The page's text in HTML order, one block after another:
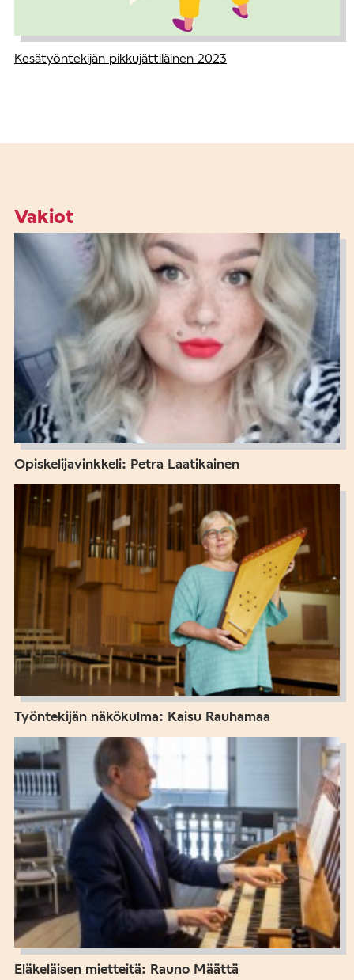
Kesätyöntekijän pikkujättiläinen 2023
Vakiot
Opiskelijavinkkeli: Petra Laatikainen
Työntekijän näkökulma: Kaisu Rauhamaa
Eläkeläisen mietteitä: Rauno Määttä